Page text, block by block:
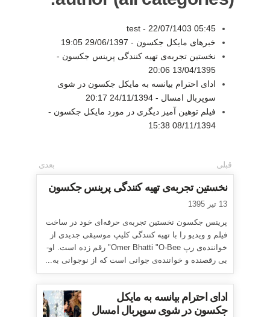
test - 22/07/1403 05:45
خبرهای مایکل جکسون - 29/06/1397 19:05
نخستین تجربه‌ی تهیه کنندگی پرینس جکسون -
13/04/1395 20:06
ادای احترام بیانسه به مایکل جکسون در شوی
سوپربال امسال - 24/11/1394 20:17
فیلم توهین آمیز دیگری در مورد مایکل جکسون -
08/11/1394 15:38
قبلی بعدی
نخستین تجربه‌ی تهیه کنندگی پرینس جکسون
13 تیر 1395
پرینس جکسون نخستین تجربه‌ی حرفه‌ای خود در ساخت
فیلم و ویدیو را با تهیه کنندگی کلیپ موسیقی جدیدی از
خواننده‌ی رپ Omer Bhatti "O-Bee" رقم زده است. او-
بی رقصنده و خواننده‌ی جوانی است که از نوجوانی به...
ادای احترام بیانسه به مایکل
جکسون در شوی سوپربال امسال